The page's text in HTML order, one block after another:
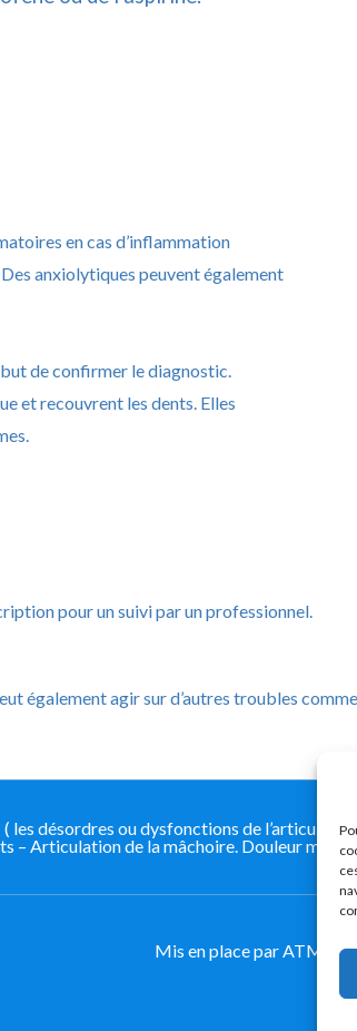
en cas d’inflammation
anxiolytiques peuvent également
de confirmer le diagnostic.
et recouvrent les dents. Elles
pour un suivi par un professionnel.​
également agir sur d’autres troubles
désordres ou dysfonctions de
– Articulation de la mâchoire. Douleur
Mis en place par ATM